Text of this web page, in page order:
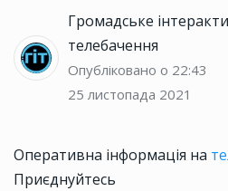
Громадське
телебачення
Опубліковано о 22:43
25 листопада 2021
Оперативна інформація на
Приєднуйтесь